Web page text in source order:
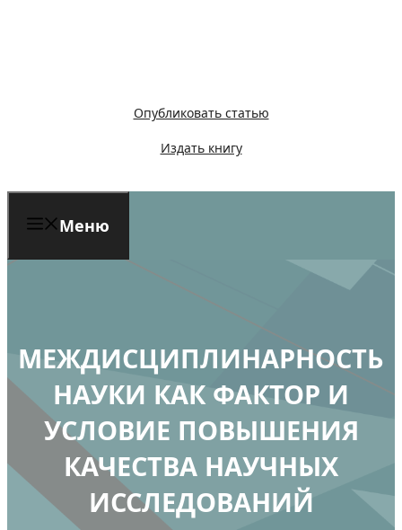
Опубликовать статью
Издать книгу
Меню
МЕЖДИСЦИПЛИНАРНОСТЬ
НАУКИ КАК ФАКТОР И
УСЛОВИЕ ПОВЫШЕНИЯ
КАЧЕСТВА НАУЧНЫХ
ИССЛЕДОВАНИЙ